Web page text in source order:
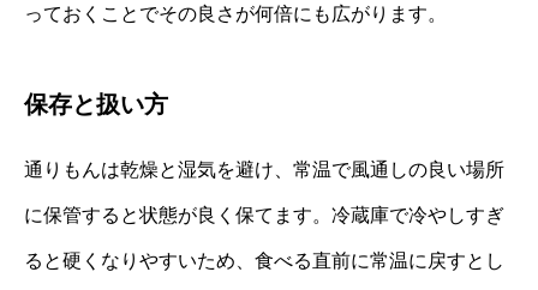
っておくことでその良さが何倍にも広がります。
保存と扱い方
通りもんは乾燥と湿気を避け、常温で風通しの良い場所
に保管すると状態が良く保てます。冷蔵庫で冷やしすぎ
ると硬くなりやすいため、食べる直前に常温に戻すとし